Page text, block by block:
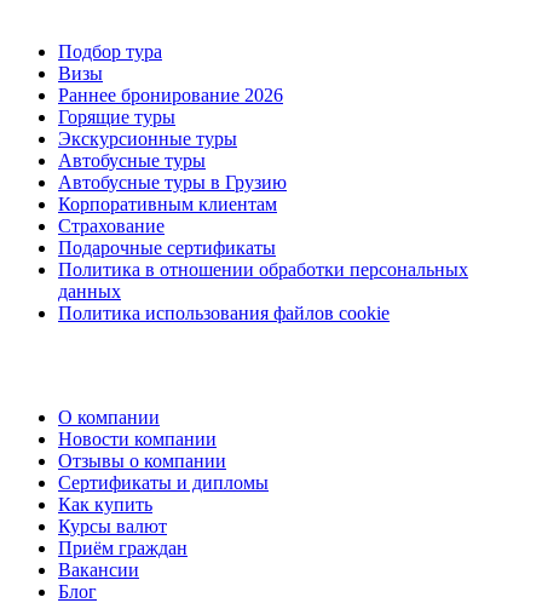
Подбор тура
Визы
Раннее бронирование 2026
Горящие туры
Экскурсионные туры
Автобусные туры
Автобусные туры в Грузию
Корпоративным клиентам
Страхование
Подарочные сертификаты
Политика в отношении обработки персональных
данных
Политика использования файлов cookie
О компании
Новости компании
Отзывы о компании
Сертификаты и дипломы
Как купить
Курсы валют
Приём граждан
Вакансии
Блог